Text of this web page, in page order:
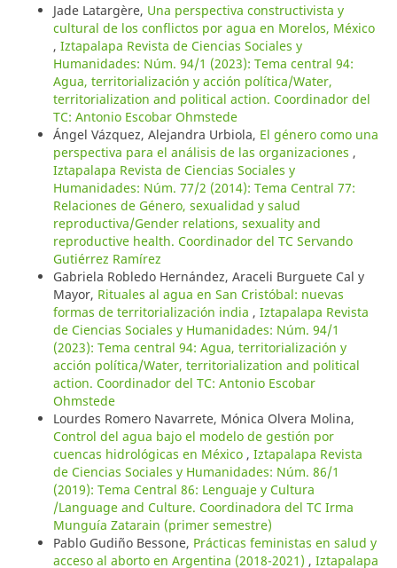
Jade Latargère, Una perspectiva constructivista y
cultural de los conflictos por agua en Morelos, México
, Iztapalapa Revista de Ciencias Sociales y
Humanidades: Núm. 94/1 (2023): Tema central 94:
Agua, territorialización y acción política/Water,
territorialization and political action. Coordinador del
TC: Antonio Escobar Ohmstede
Ángel Vázquez, Alejandra Urbiola, El género como una
perspectiva para el análisis de las organizaciones ,
Iztapalapa Revista de Ciencias Sociales y
Humanidades: Núm. 77/2 (2014): Tema Central 77:
Relaciones de Género, sexualidad y salud
reproductiva/Gender relations, sexuality and
reproductive health. Coordinador del TC Servando
Gutiérrez Ramírez
Gabriela Robledo Hernández, Araceli Burguete Cal y
Mayor, Rituales al agua en San Cristóbal: nuevas
formas de territorialización india , Iztapalapa Revista
de Ciencias Sociales y Humanidades: Núm. 94/1
(2023): Tema central 94: Agua, territorialización y
acción política/Water, territorialization and political
action. Coordinador del TC: Antonio Escobar
Ohmstede
Lourdes Romero Navarrete, Mónica Olvera Molina,
Control del agua bajo el modelo de gestión por
cuencas hidrológicas en México , Iztapalapa Revista
de Ciencias Sociales y Humanidades: Núm. 86/1
(2019): Tema Central 86: Lenguaje y Cultura
/Language and Culture. Coordinadora del TC Irma
Munguía Zatarain (primer semestre)
Pablo Gudiño Bessone, Prácticas feministas en salud y
acceso al aborto en Argentina (2018-2021) , Iztapalapa